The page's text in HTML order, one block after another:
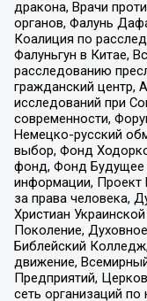
дракона, Врачи
органов, Фалунь
Коалиция по
Фалуньгун в Китае,
расследованию
гражданский центр,
исследований при
современности,
Немецко-русский
выбор, Фонд
фонд, Фонд Будущее
информации, Проект
за права человека,
Христиан
Поколение,
Библейский
движение,
Предприятий,
сеть организаций